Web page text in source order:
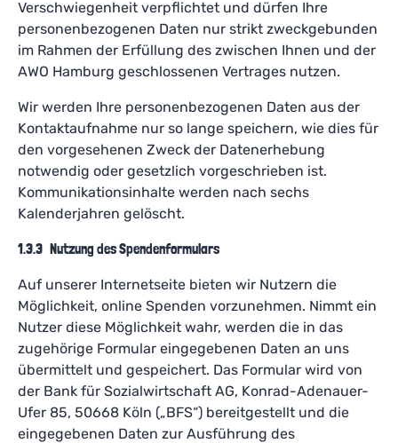
Verschwiegenheit verpflichtet und dürfen Ihre
personenbezogenen Daten nur strikt zweckgebunden
im Rahmen der Erfüllung des zwischen Ihnen und der
AWO Hamburg geschlossenen Vertrages nutzen.
Wir werden Ihre personenbezogenen Daten aus der
Kontaktaufnahme nur so lange speichern, wie dies für
den vorgesehenen Zweck der Datenerhebung
notwendig oder gesetzlich vorgeschrieben ist.
Kommunikationsinhalte werden nach sechs
Kalenderjahren gelöscht.
1.3.3 Nutzung des Spendenformulars
Auf unserer Internetseite bieten wir Nutzern die
Möglichkeit, online Spenden vorzunehmen. Nimmt ein
Nutzer diese Möglichkeit wahr, werden die in das
zugehörige Formular eingegebenen Daten an uns
übermittelt und gespeichert. Das Formular wird von
der Bank für Sozialwirtschaft AG, Konrad-Adenauer-
Ufer 85, 50668 Köln („BFS“) bereitgestellt und die
eingegebenen Daten zur Ausführung des